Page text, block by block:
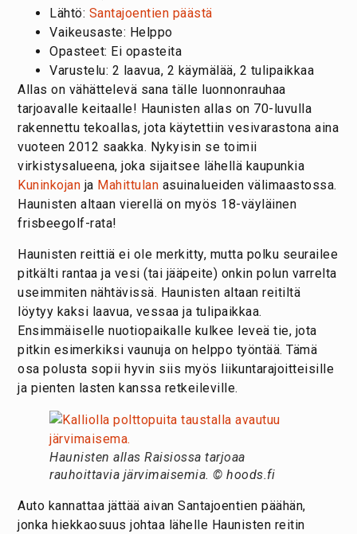
Lähtö: Santajoentien päästä
Vaikeusaste: Helppo
Opasteet: Ei opasteita
Varustelu: 2 laavua, 2 käymälää, 2 tulipaikkaa
Allas on vähättelevä sana tälle luonnonrauhaa
tarjoavalle keitaalle! Haunisten allas on 70-luvulla
rakennettu tekoallas, jota käytettiin vesivarastona aina
vuoteen 2012 saakka. Nykyisin se toimii
virkistysalueena, joka sijaitsee lähellä kaupunkia
Kuninkojan ja Mahittulan asuinalueiden välimaastossa.
Haunisten altaan vierellä on myös 18-väyläinen
frisbeegolf-rata!
Haunisten reittiä ei ole merkitty, mutta polku seurailee
pitkälti rantaa ja vesi (tai jääpeite) onkin polun varrelta
useimmiten nähtävissä. Haunisten altaan reitiltä
löytyy kaksi laavua, vessaa ja tulipaikkaa.
Ensimmäiselle nuotiopaikalle kulkee leveä tie, jota
pitkin esimerkiksi vaunuja on helppo työntää. Tämä
osa polusta sopii hyvin siis myös liikuntarajoitteisille
ja pienten lasten kanssa retkeileville.
Haunisten allas Raisiossa tarjoaa
rauhoittavia järvimaisemia. © hoods.fi
Auto kannattaa jättää aivan Santajoentien päähän,
jonka hiekkaosuus johtaa lähelle Haunisten reitin